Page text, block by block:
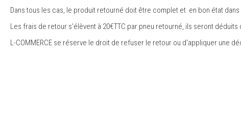
Dans tous les cas, le produit retourné doit être complet et en bon état
Les frais de retour s'élèvent à 20€TTC par pneu retourné, ils seront
L-COMMERCE se réserve le droit de refuser le retour ou d'appliquer une